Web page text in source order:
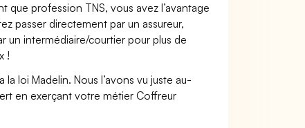
que profession TNS, vous avez l’avantage
passer directement par un assureur,
un intermédiaire/courtier pour plus de
!
loi Madelin. Nous l’avons vu juste au-
en exerçant votre métier Coffreur